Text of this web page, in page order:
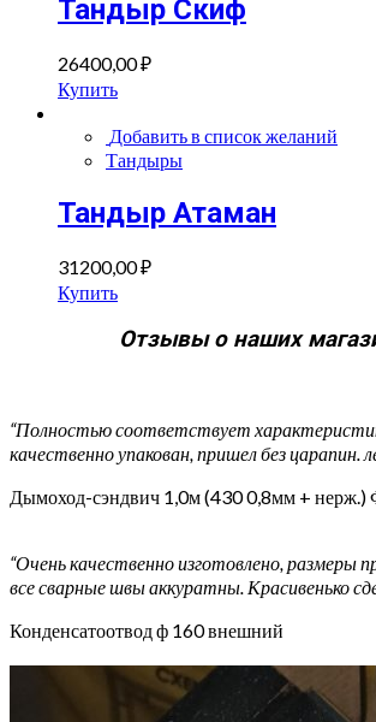
Тандыр Скиф
26400,00₽
Купить
Добавить в список желаний
Тандыры
Тандыр Атаман
31200,00₽
Купить
Отзывы о наших
“Полностью соответствует
качественно упакован, пришел без царапин.
Дымоход-сэндвич 1,0м (430 0,8мм +
“Очень качественно изготовлено, размеры
все сварные швы аккуратны. Красивенько
Конденсатоотвод ф 160 внешний